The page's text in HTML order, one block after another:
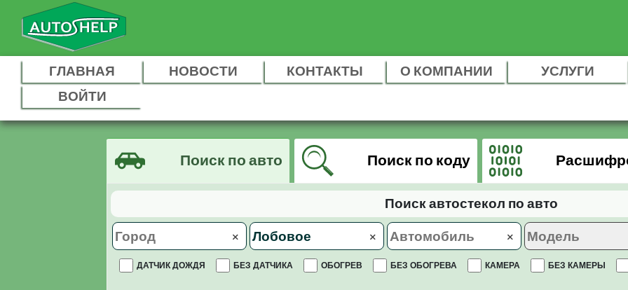
ГЛАВНАЯ НОВОСТИ КОНТАКТЫ О КОМПАНИИ УСЛУГИ
ВОЙТИ
Поиск по авто Поиск по коду
Поиск автостекол по авто
× × ×
ДАТЧИК ДОЖДЯ БЕЗ ДАТЧИКА ОБОГРЕВ БЕЗ ОБОГРЕВА КАМЕРА БЕЗ КАМЕРЫ